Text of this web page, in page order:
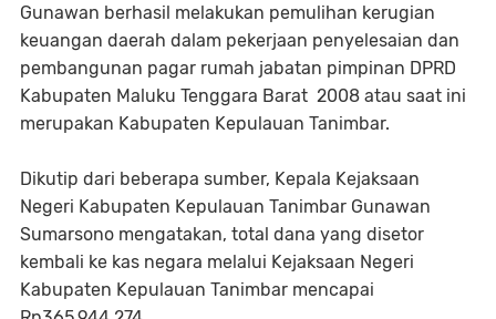
Gunawan berhasil melakukan pemulihan kerugian
keuangan daerah dalam pekerjaan penyelesaian dan
pembangunan pagar rumah jabatan pimpinan DPRD
Kabupaten Maluku Tenggara Barat 2008 atau saat ini
merupakan Kabupaten Kepulauan Tanimbar.
Dikutip dari beberapa sumber, Kepala Kejaksaan
Negeri Kabupaten Kepulauan Tanimbar Gunawan
Sumarsono mengatakan, total dana yang disetor
kembali ke kas negara melalui Kejaksaan Negeri
Kabupaten Kepulauan Tanimbar mencapai